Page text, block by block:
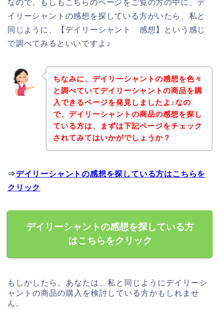
なので、もしもこちらのページをご覧の方の中に、デ
イリーシャントの感想を探している方がいたら、私と
同じように、【デイリーシャント 感想】という感じ
で調べてみるといいですよ♪
ちなみに、デイリーシャントの感想を色々
と調べていてデイリーシャントの商品を購
入できるページを発見しましたよ♪なの
で、デイリーシャントの商品の感想を探し
ている方は、まずは下記ページをチェック
されてみてはいかがでしょうか？
⇒デイリーシャントの感想を探している方はこちらを
クリック
デイリーシャントの感想を探している方
はこちらをクリック
もしかしたら、あなたは、私と同じようにデイリーシ
ャントの商品の購入を検討している方かもしれませ
ん。